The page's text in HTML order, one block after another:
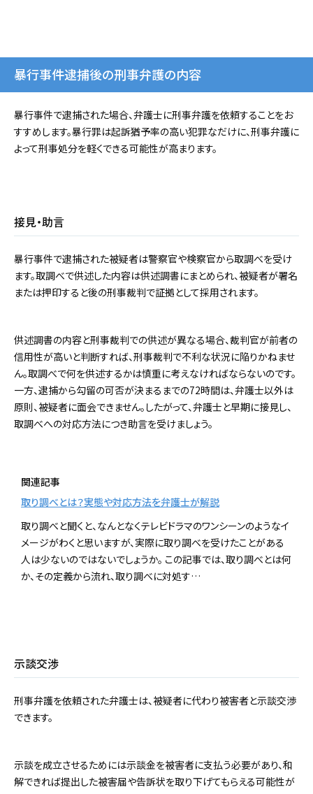
暴行事件逮捕後の刑事弁護の内容
暴行事件で逮捕された場合、弁護士に刑事弁護を依頼することをお
すすめします。暴行罪は起訴猶予率の高い犯罪なだけに、刑事弁護に
よって刑事処分を軽くできる可能性が高まります。
接見・助言
暴行事件で逮捕された被疑者は警察官や検察官から取調べを受け
ます。取調べで供述した内容は供述調書にまとめられ、被疑者が署名
または押印すると後の刑事裁判で証拠として採用されます。
供述調書の内容と刑事裁判での供述が異なる場合、裁判官が前者の
信用性が高いと判断すれば、刑事裁判で不利な状況に陥りかねませ
ん。取調べで何を供述するかは慎重に考えなければならないのです。
一方、逮捕から勾留の可否が決まるまでの72時間は、弁護士以外は
原則、被疑者に面会できません。したがって、弁護士と早期に接見し、
取調べへの対応方法につき助言を受けましょう。
関連記事
取り調べとは？実態や対応方法を弁護士が解説
取り調べと聞くと、なんとなくテレビドラマのワンシーンのようなイ
メージがわくと思いますが、実際に取り調べを受けたことがある
人は少ないのではないでしょうか。 この記事では、取り調べとは何
か、その定義から流れ、取り調べに対処す…
示談交渉
刑事弁護を依頼された弁護士は、被疑者に代わり被害者と示談交渉
できます。
示談を成立させるためには示談金を被害者に支払う必要があり、和
解できれば提出した被害届や告訴状を取り下げてもらえる可能性が